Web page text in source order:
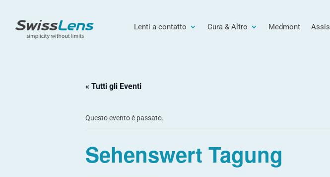
Lenti a contatto Cura & Altro Medmont
« Tutti gli Eventi
Questo evento è passato.
Sehenswert Tagung